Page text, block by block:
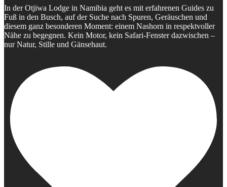
In der Otjiwa Lodge in Namibia geht es mit erfahrenen Guides zu
Fuß in den Busch, auf der Suche nach Spuren, Geräuschen und
diesem ganz besonderen Moment: einem Nashorn in respektvoller
Nähe zu begegnen. Kein Motor, kein Safari-Fenster dazwischen –
nur Natur, Stille und Gänsehaut.